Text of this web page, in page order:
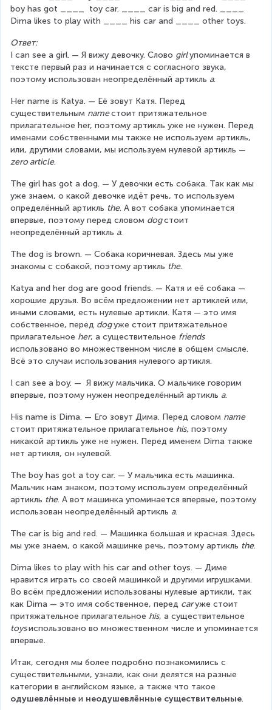
boy has got ____  toy car. ____ car is big and red. ____
Dima likes to play with ____ his car and ____ other toys.
Ответ:
I can see a girl. — Я вижу девочку. Слово girl упоминается в
тексте первый раз и начинается с согласного звука,
поэтому использован неопределённый артикль a.
Her name is Katya. — Её зовут Катя. Перед
существительным name стоит притяжательное
прилагательное her, поэтому артикль уже не нужен. Перед
именами собственными мы также не используем артикль,
или, другими словами, мы используем нулевой артикль —
zero article.
The girl has got a dog. — У девочки есть собака. Так как мы
уже знаем, о какой девочке идёт речь, то используем
определённый артикль the. А вот собака упоминается
впервые, поэтому перед словом dog стоит
неопределённый артикль a.
The dog is brown. — Собака коричневая. Здесь мы уже
знакомы с собакой, поэтому артикль the.
Katya and her dog are good friends. — Катя и её собака —
хорошие друзья. Во всём предложении нет артиклей или,
иными словами, есть нулевые артикли. Катя — это имя
собственное, перед dog уже стоит притяжательное
прилагательное her, а существительное friends
использовано во множественном числе в общем смысле.
Всё это случаи использования нулевого артикля.
I can see a boy. —  Я вижу мальчика. О мальчике говорим
впервые, поэтому нужен неопределённый артикль a.
His name is Dima. — Его зовут Дима. Перед словом name
стоит притяжательное прилагательное his, поэтому
никакой артикль уже не нужен. Перед именем Dima также
нет артикля, он нулевой.
The boy has got a toy car. — У мальчика есть машинка.
Мальчик нам знаком, поэтому используем определённый
артикль the. А вот машинка упоминается впервые, поэтому
использован неопределённый артикль a.
The car is big and red. — Машинка большая и красная. Здесь
мы уже знаем, о какой машинке речь, поэтому артикль the.
Dima likes to play with his car and other toys. — Диме
нравится играть со своей машинкой и другими игрушками.
Во всём предложении использованы нулевые артикли, так
как Dima — это имя собственное, перед car уже стоит
притяжательное прилагательное his, а существительное
toys использовано во множественном числе и упоминается
впервые.
Итак, сегодня мы более подробно познакомились с
существительными, узнали, как они делятся на разные
категории в английском языке, а также что такое
одушевлённые и неодушевлённые существительные.